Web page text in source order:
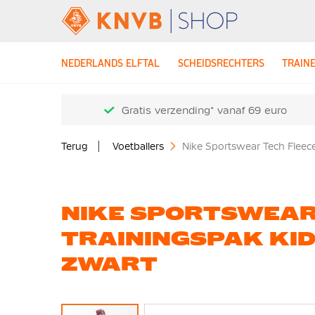
NEDERLANDS ELFTAL SCHEIDSRECHTERS
Gratis verzending* vanaf 69 euro
Terug Voetballers Nike Sportswear Tech
NIKE
TRAININGSPAK
ZWART
Ga